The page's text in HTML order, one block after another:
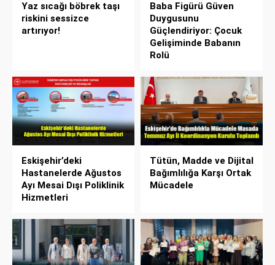
Yaz sıcağı böbrek taşı
riskini sessizce
artırıyor!
Baba Figürü Güven
Duygusunu
Güçlendiriyor: Çocuk
Gelişiminde Babanın
Rolü
Eskişehir’deki
Hastanelerde Ağustos
Ayı Mesai Dışı Poliklinik
Hizmetleri
Tütün, Madde ve Dijital
Bağımlılığa Karşı Ortak
Mücadele